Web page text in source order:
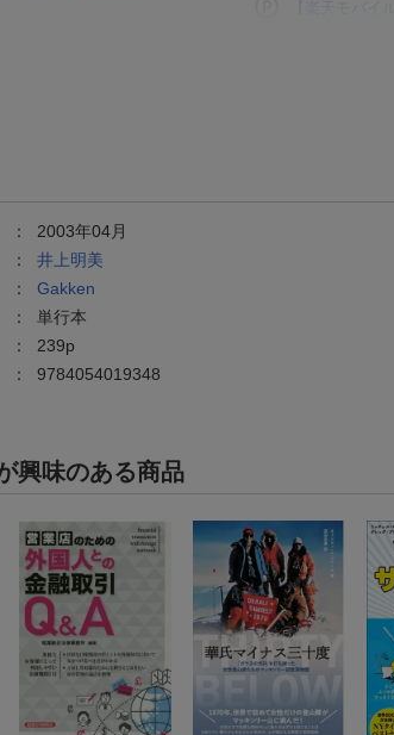
【楽天モバイ
： 2003年04月
： 井上明美
： Gakken
： 単行本
： 239p
： 9784054019348
興味のある商品